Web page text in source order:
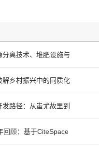
离技术、堆肥设施与
解乡村振兴中的同质化
路径：从蚩尤故里到
回顾：基于CiteSpace